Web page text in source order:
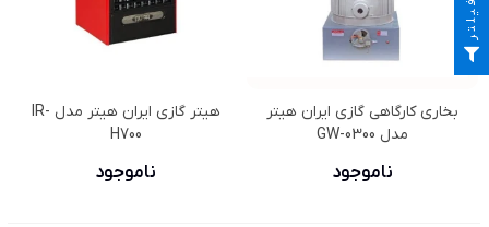
بخاری کارگاهی گازی ایران هیتر
مدل GW-0300
ناموجود
هیتر گازی ایران هیتر مدل IR-
H700
ناموجود
فیلتر